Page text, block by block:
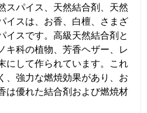
スパイス、天然結合剤、天然
イスは、お香、白檀、さまざ
イスです。高級天然結合剤と
キ科の植物、芳香ヘザー、レ
にして作られています。これ
、強力な燃焼効果があり、お
は優れた結合剤および燃焼材